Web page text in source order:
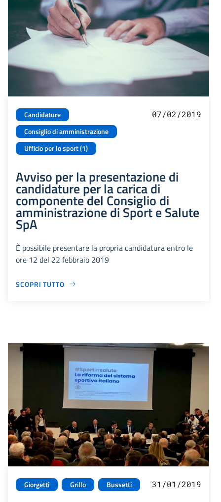
Candidature
Consiglio di amministrazione
Ufficio per lo sport (1)
07/02/2019
Avviso per la presentazione di
candidature per la carica di
componente del Consiglio di
amministrazione di Sport e Salute
SpA
È possibile presentare la propria candidatura entro le
ore 12 del 22 febbraio 2019
SCOPRI TUTTO
Giorgetti Grillo Bussetti 31/01/2019